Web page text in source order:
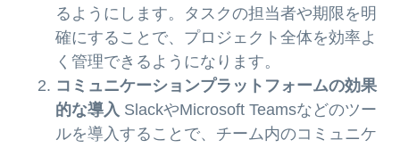
るようにします。タスクの担当者や期限を明
確にすることで、プロジェクト全体を効率よ
く管理できるようになります。
コミュニケーションプラットフォームの効果
的な導入 SlackやMicrosoft Teamsなどのツー
ルを導入することで、チーム内のコミュニケ